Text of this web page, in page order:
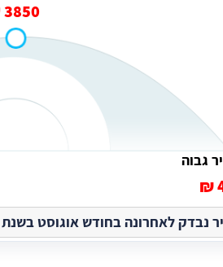
3850 ₪
גבוה
נבדק לאחרונה בחודש אוגוסט בשנת
Aharon Kalderon
האתר עומד בכל הדרישות נמתין
מוכן לתת חוות דעת סופית